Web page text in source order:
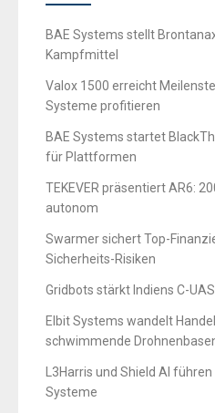
BAE Systems stellt
Kampfmittel
Valox 1500 erreicht
Systeme profitieren
BAE Systems startet
für Plattformen
TEKEVER präsentiert AR6:
autonom
Swarmer sichert Top-
Sicherheits-Risiken
Gridbots stärkt Indiens C-
Elbit Systems wandelt
schwimmende
L3Harris und Shield AI
Systeme